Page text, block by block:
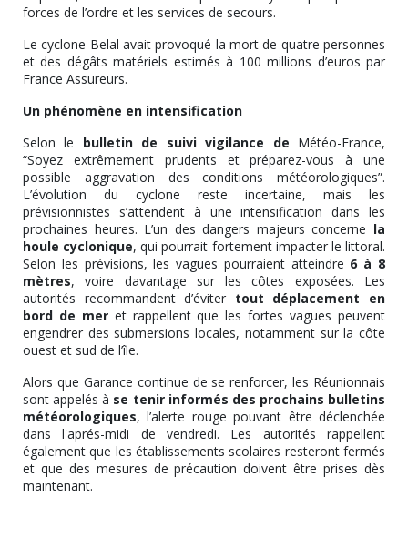
forces de l’ordre et les services de secours.
Le cyclone Belal avait provoqué la mort de quatre personnes
et des dégâts matériels estimés à 100 millions d’euros par
France Assureurs.
Un phénomène en intensification
Selon le bulletin de suivi vigilance de Météo-France,
“Soyez extrêmement prudents et préparez-vous à une
possible aggravation des conditions météorologiques”.
L’évolution du cyclone reste incertaine, mais les
prévisionnistes s’attendent à une intensification dans les
prochaines heures. L’un des dangers majeurs concerne la
houle cyclonique, qui pourrait fortement impacter le littoral.
Selon les prévisions, les vagues pourraient atteindre 6 à 8
mètres, voire davantage sur les côtes exposées. Les
autorités recommandent d’éviter tout déplacement en
bord de meret rappellent que les fortes vagues peuvent
engendrer des submersions locales, notamment sur la côte
ouest et sud de l’île.
Alors que Garance continue de se renforcer, les Réunionnais
sont appelés à se tenir informés des prochains bulletins
météorologiques, l’alerte rouge pouvant être déclenchée
dans l'aprés-midi de vendredi. Les autorités rappellent
également que les établissements scolaires resteront fermés
et que des mesures de précaution doivent être prises dès
maintenant.